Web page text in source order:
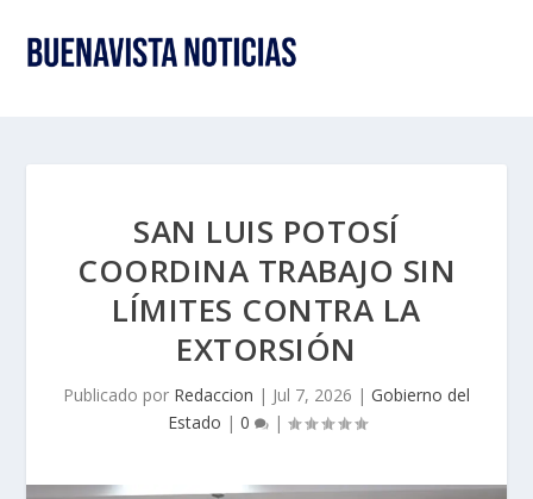
SAN LUIS POTOSÍ
COORDINA TRABAJO SIN
LÍMITES CONTRA LA
EXTORSIÓN
Publicado por Redaccion | Jul 7, 2026 | Gobierno del
Estado | 0 |